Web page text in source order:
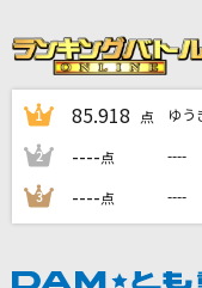
[オリカラ]銀の龍
WanteD! WanteD!
Mrs. GREEN APPLE
玉置成実
1 85.918 点 ゆう
2 ----点 ----
3 ----点 ----